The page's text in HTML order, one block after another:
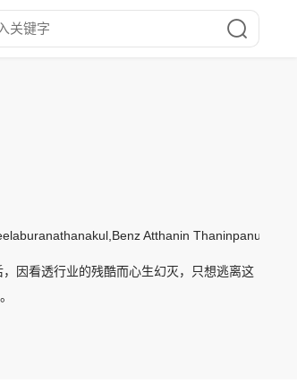
Atthanin Thaninpanuvivat
因看透行业的残酷而心生幻灭，只想逃离这